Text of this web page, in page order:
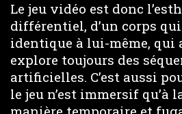
Le jeu vidéo est donc
différentiel, d’un corps qui
identique à lui-même, qui
explore toujours des
artificielles. C’est aussi
le jeu n’est immersif qu’à
manière temporaire et